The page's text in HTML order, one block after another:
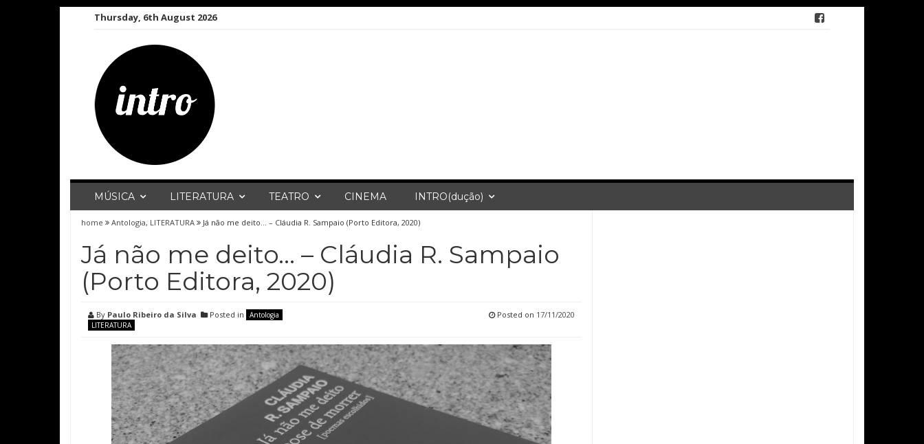
Thursday, 6th August 2026
MÚSICA LITERATURA TEATRO CINEMA INTRO(dução)
home Antologia, LITERATURA Já não me deito… – Cláudia R. Sampaio (Porto Editora, 2020)
Já não me deito… – Cláudia R. Sampaio
(Porto Editora, 2020)
By Paulo Ribeiro da Silva Posted in
Antologia
LITERATURA
Posted on 17/11/2020